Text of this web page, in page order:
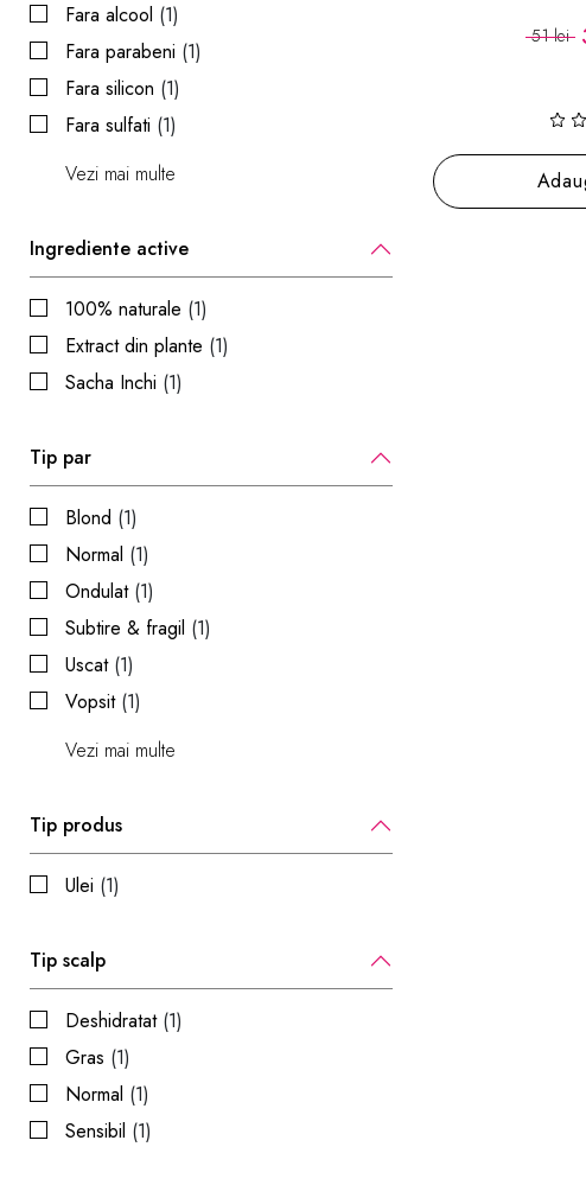
Fara alcool (1)
Fara parabeni (1)
Fara silicon (1)
Fara sulfati (1)
Vezi mai multe
Ingrediente active
100% naturale (1)
Extract din plante (1)
Sacha Inchi (1)
Tip par
Blond (1)
Normal (1)
Ondulat(1)
Subtire & fragil (1)
Uscat(1)
Vopsit(1)
Vezi mai multe
Tip produs
Ulei (1)
Tip scalp
Deshidratat(1)
Gras (1)
Normal (1)
Sensibil (1)
51 lei